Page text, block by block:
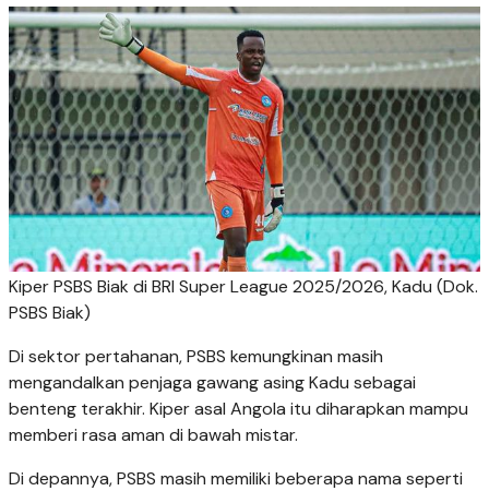
Kiper PSBS Biak di BRI Super League 2025/2026, Kadu (Dok.
PSBS Biak)
Di sektor pertahanan, PSBS kemungkinan masih
mengandalkan penjaga gawang asing Kadu sebagai
benteng terakhir. Kiper asal Angola itu diharapkan mampu
memberi rasa aman di bawah mistar.
Di depannya, PSBS masih memiliki beberapa nama seperti